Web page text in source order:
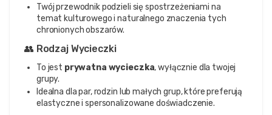
Twój przewodnik podzieli się spostrzeżeniami na
temat kulturowego i naturalnego znaczenia tych
chronionych obszarów.
👥 Rodzaj Wycieczki
To jest prywatna wycieczka, wyłącznie dla twojej
grupy.
Idealna dla par, rodzin lub małych grup, które preferują
elastyczne i spersonalizowane doświadczenie.